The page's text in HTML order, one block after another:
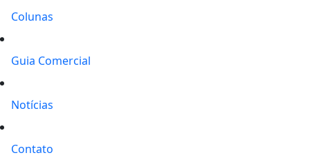
Colunas
Guia Comercial
Notícias
Contato